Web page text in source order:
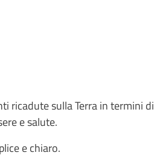
ricadute sulla Terra in termini di
e salute.
e chiaro.